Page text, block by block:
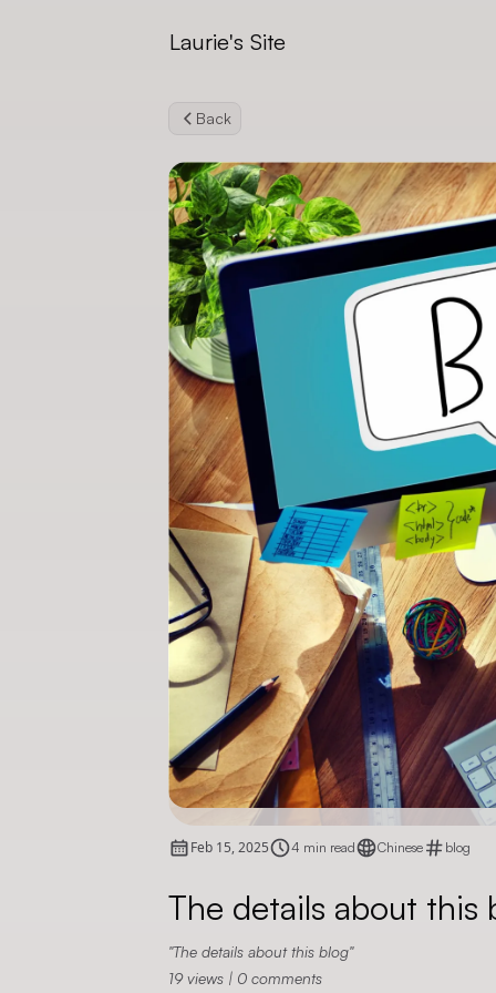
Laurie's Site
Back
Feb 15, 2025 4 min read Chinese blog
The details about this
The details about this blog
19views | 0 comments